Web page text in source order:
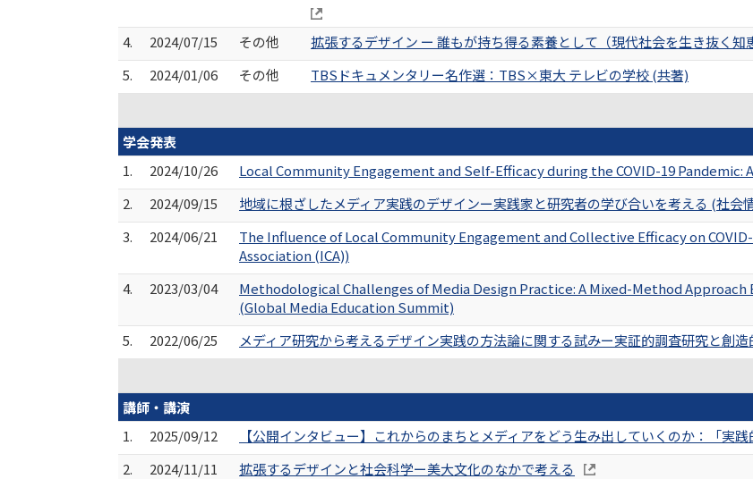
4. 2024/07/15 その他
拡張するデザイン ー 誰もが持ち得る素養として（現代社会を生き抜く
5.
2024/01/06 その他
TBSドキュメンタリー名作選：TBS×東大 テレビの学校 (共著)
学会発表
1.
2024/10/26
Local Community Engagement and Self-Efficacy during the COVID-19 Pandemic:
2.
2024/09/15
地域に根ざしたメディア実践のデザインー実践家と研究者の学び合いを考える (社会
3.
2024/06/21
The Influence of Local Community Engagement and Collective Efficacy on
Association (ICA))
4.
2023/03/04
Methodological Challenges of Media Design Practice: A Mixed-Method
(Global Media Education Summit)
5.
2022/06/25
メディア研究から考えるデザイン実践の方法論に関する試みー実証的調査研究と創
講師・講演
1.
2025/09/12
【公開インタビュー】これからのまちとメディアをどう生み出していくのか：「実
2.
2024/11/11
拡張するデザインと社会科学ー美大文化のなかで考える